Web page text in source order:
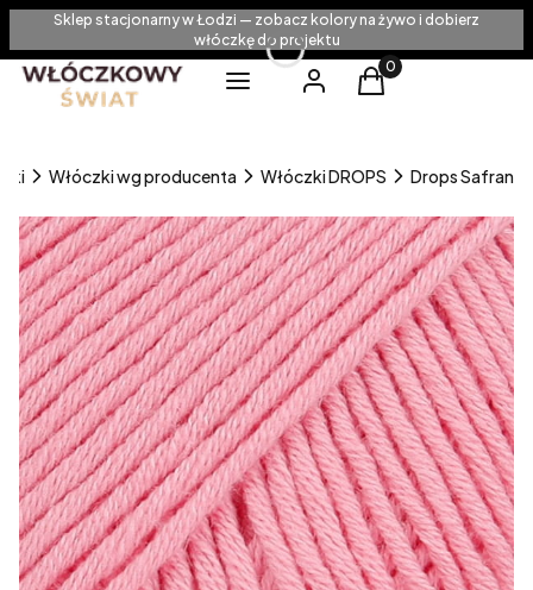
Sklep stacjonarny w Łodzi — zobacz kolory na żywo i dobierz
włóczkę do projektu
Menu
Zaloguj sięProdukty w
Koszyk
Włóczki wg producenta Włóczki DROPS Drops Safran